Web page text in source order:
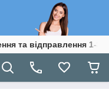
та відправлення 1-3